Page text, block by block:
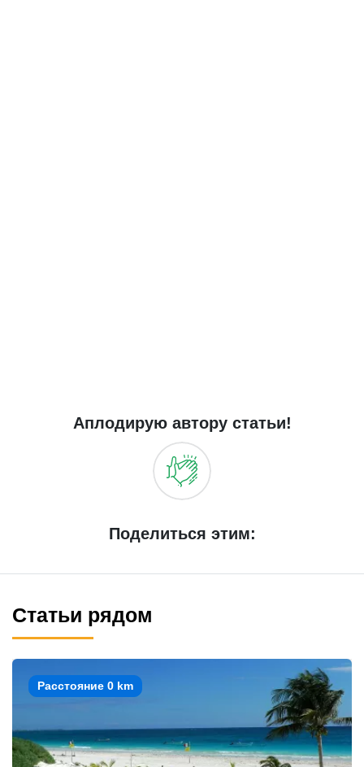
Аплодирую автору статьи!
Поделиться этим:
Статьи рядом
Расстояние 0 km